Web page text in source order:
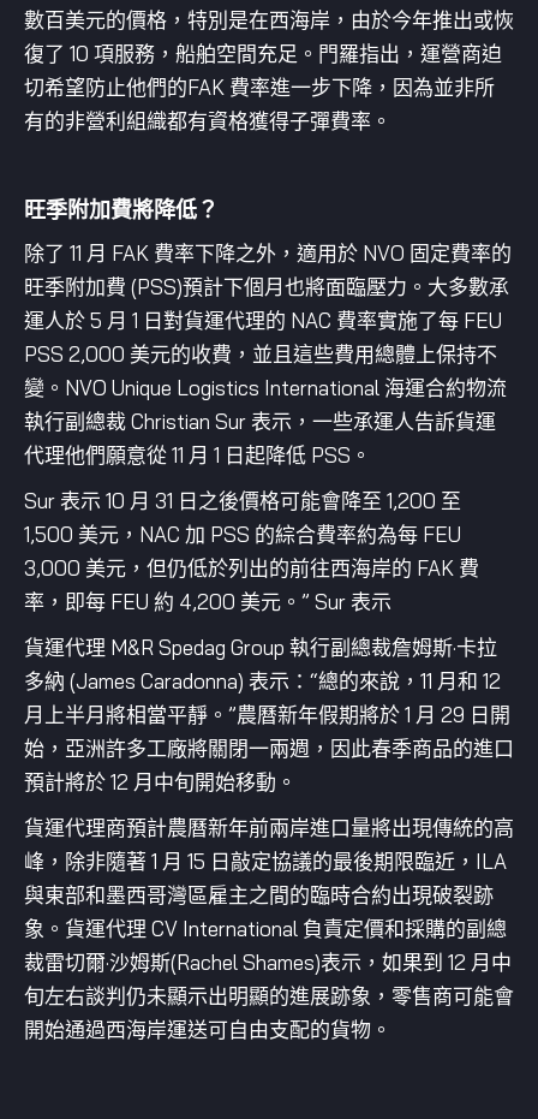
數百美元的價格，特別是在西海岸，由於今年推出或恢
復了 10 項服務，船舶空間充足。門羅指出，運營商迫
切希望防止他們的FAK 費率進一步下降，因為並非所
有的非營利組織都有資格獲得子彈費率。
旺季附加費將降低？
除了 11 月 FAK 費率下降之外，適用於 NVO 固定費率的
旺季附加費 (PSS)預計下個月也將面臨壓力。大多數承
運人於 5 月 1 日對貨運代理的 NAC 費率實施了每 FEU
PSS 2,000 美元的收費，並且這些費用總體上保持不
變。NVO Unique Logistics International 海運合約物流
執行副總裁 Christian Sur 表示，一些承運人告訴貨運
代理他們願意從 11 月 1 日起降低 PSS。
Sur 表示 10 月 31 日之後價格可能會降至 1,200 至
1,500 美元，NAC 加 PSS 的綜合費率約為每 FEU
3,000 美元，但仍低於列出的前往西海岸的 FAK 費
率，即每 FEU 約 4,200 美元。” Sur 表示
貨運代理 M&R Spedag Group 執行副總裁詹姆斯·卡拉
多納 (James Caradonna) 表示：“總的來說，11 月和 12
月上半月將相當平靜。”農曆新年假期將於 1 月 29 日開
始，亞洲許多工廠將關閉一兩週，因此春季商品的進口
預計將於 12 月中旬開始移動。
貨運代理商預計農曆新年前兩岸進口量將出現傳統的高
峰，除非隨著 1 月 15 日敲定協議的最後期限臨近，ILA
與東部和墨西哥灣區雇主之間的臨時合約出現破裂跡
象。貨運代理 CV International 負責定價和採購的副總
裁雷切爾·沙姆斯(Rachel Shames)表示，如果到 12 月中
旬左右談判仍未顯示出明顯的進展跡象，零售商可能會
開始通過西海岸運送可自由支配的貨物。